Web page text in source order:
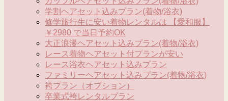
学割ヘアセット込みプラン(着物/浴衣)
修学旅行生に安い着物レンタルは 【愛和服】
￥2980 で当日予約OK
大正浪漫ヘアセット込みプラン(着物/浴衣)
レース着物ヘアセット付プランが安い
レース浴衣ヘアセット込みプラン
ファミリーヘアセット込みプラン(着物/浴衣)
袴プラン（オプション）
卒業式袴レンタルプラン